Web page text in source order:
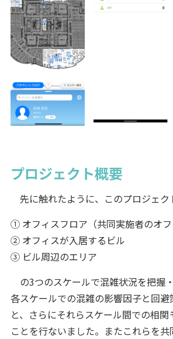
プロジェクト概要
先に触れたように、このプロジェク
① オフィスフロア（共同実施者のオフ
② オフィスが入居するビル
③ ビル周辺のエリア
の3つのスケールで混雑状況を把握
各スケールでの混雑の影響因子と回避
と、さらにそれらスケール間での相関
ことを行ないました。またこれらを